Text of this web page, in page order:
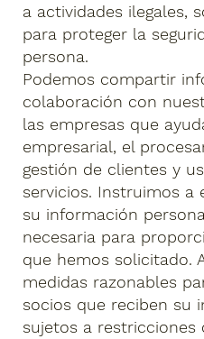
a actividades ilegales,
para proteger la
persona.
Podemos compartir
colaboración con
las empresas que
empresarial, el
gestión de clientes y
servicios. Instruimos a
su información
necesaria para
que hemos solicitado.
medidas razonables
socios que reciben su
sujetos a restricciones